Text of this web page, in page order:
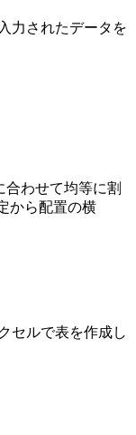
されたデータを
わせて均等に割
から配置の横
ルで表を作成し